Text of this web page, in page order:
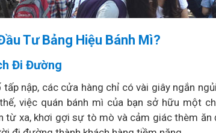
Tư Bảng Hiệu Bánh Mì?
Đi Đường
nập, các cửa hàng chỉ có vài giây ngắn
việc quán bánh mì của bạn sở hữu một
từ xa, khơi gợi sự tò mò và cảm giác thèm